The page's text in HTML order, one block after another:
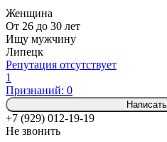
Женщина
От 26 до 30 лет
Ищу мужчину
Липецк
Репутация отсутствует
1
Признаний: 0
+7 (929) 012-19-19
Не звонить